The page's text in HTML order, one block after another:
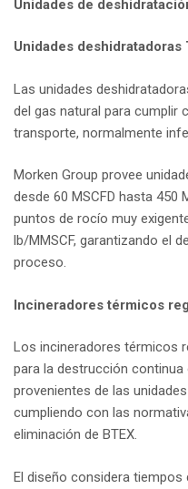
Unidades de
Unidades deshidratadoras
Las unidades
del gas natural para cumplir
transporte, normalmente
Morken Group provee
desde 60 MSCFD hasta 450
puntos de rocío muy
lb/MMSCF, garantizando el
proceso.
Incineradores térmicos
Los incineradores térmicos
para la destrucción
provenientes de las
cumpliendo con las
eliminación de BTEX.
El diseño considera tiempos